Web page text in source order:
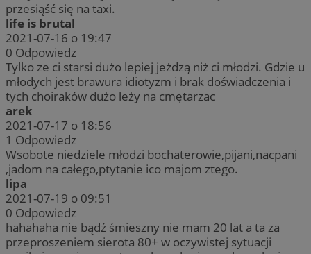
przesiąść się na taxi.
life is brutal
2021-07-16 o 19:47
0 Odpowiedz
Tylko ze ci starsi dużo lepiej jeżdzą niż ci młodzi. Gdzie u
młodych jest brawura idiotyzm i brak doświadczenia i
tych choiraków dużo leży na cmętarzac
arek
2021-07-17 o 18:56
1 Odpowiedz
Wsobote niedziele młodzi bochaterowie,pijani,nacpani
,jadom na całego,ptytanie ico majom ztego.
lipa
2021-07-19 o 09:51
0 Odpowiedz
hahahaha nie bądź śmieszny nie mam 20 lat a ta za
przeproszeniem sierota 80+ w oczywistej sytuacji